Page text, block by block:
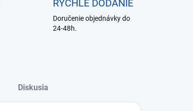
RÝCHLE DODANIE
Doručenie objednávky do
24-48h.
Diskusia